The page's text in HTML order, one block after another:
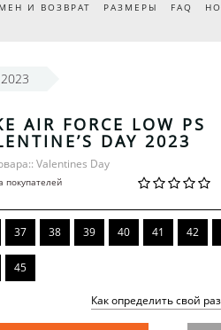
И ВОЗВРАТ РАЗМЕРЫ FAQ
AIR FORCE LOW PS
DAY 2023
Valentines Day
покупателей
37 38 39 40 41 42
45
Как определить свой